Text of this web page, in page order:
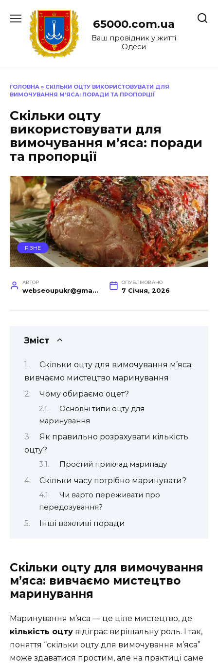
до
65000.com.ua
Ваш провідник у житті
Одеси
ГОЛОВНА » СКІЛЬКИ ОЦТУ ВИКОРИСТОВУВАТИ ДЛЯ
ВИМОЧУВАННЯ М’ЯСА: ПОРАДИ ТА ПРОПОРЦІЇ
Скільки оцту
використовувати для
вимочування м’яса: поради
та пропорції
РІЗНЕ
АВТОР
webseoupukr@gmail.com
ОПУБЛІКОВАНО
7 Січня, 2026
Зміст
Скільки оцту для вимочування м’яса:
вивчаємо мистецтво маринування
Чому обираємо оцет?
Основні типи оцту для
маринування
Як правильно розрахувати кількість
оцту?
Простий приклад маринаду
Скільки часу потрібно маринувати?
Чи варто переживати про
передозування?
Інші важливі поради
Скільки оцту для вимочування
м’яса: вивчаємо мистецтво
маринування
Маринування м’яса — це ціле мистецтво, де
кількість оцту відіграє вирішальну роль. І так,
поняття “скільки оцту для вимочування м’яса”
може здаватися простим, але на практиці саме